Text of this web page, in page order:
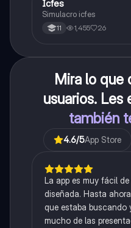
ICFES: Sociales y
Icfes
Simulacro icfes
11 1,455 26
Mira lo que
usuarios.
también
4.6/5App Store
La app es muy fácil
diseñada. Hasta
que estaba buscando
mucho de las